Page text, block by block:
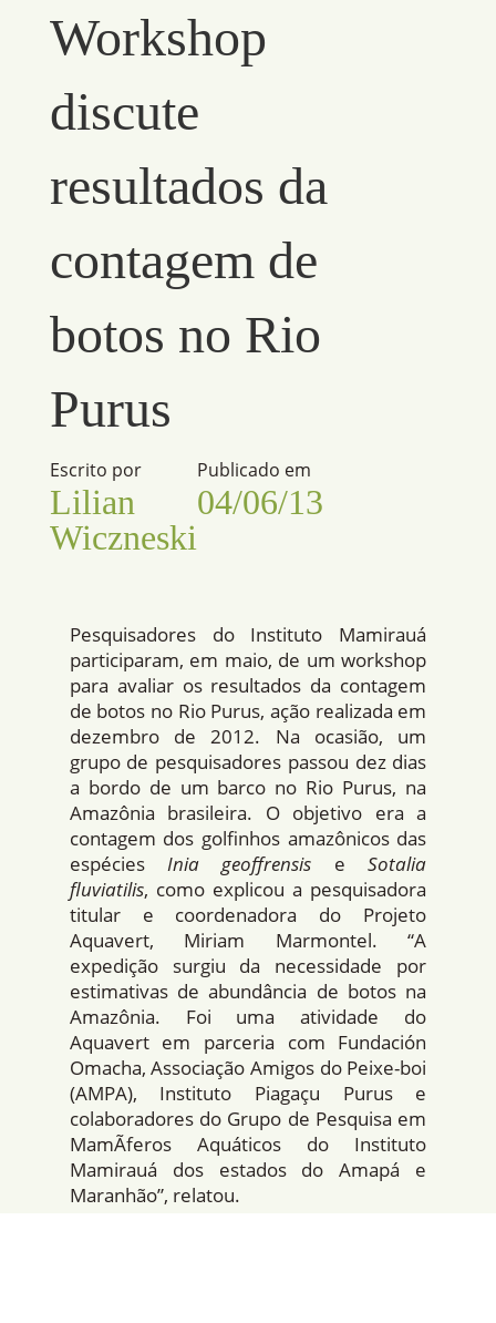
Workshop
discute
resultados da
contagem de
botos no Rio
Purus
Escrito por
Lilian
Wiczneski
Publicado em
04/06/13
Pesquisadores do Instituto Mamirauá
participaram, em maio, de um workshop
para avaliar os resultados da contagem
de botos no Rio Purus, ação realizada em
dezembro de 2012. Na ocasião, um
grupo de pesquisadores passou dez dias
a bordo de um barco no Rio Purus, na
Amazônia brasileira. O objetivo era a
contagem dos golfinhos amazônicos das
espéciesInia geoffrensis eSotalia
fluviatilis, como explicou a pesquisadora
titular e coordenadora do Projeto
Aquavert, Miriam Marmontel. “A
expedição surgiu da necessidade por
estimativas de abundância de botos na
Amazônia. Foi uma atividade do
Aquavert em parceria com Fundación
Omacha, Associação Amigos do Peixe-boi
(AMPA), Instituto Piagaçu Purus e
colaboradores do Grupo de Pesquisa em
MamÃ­feros Aquáticos do Instituto
Mamirauá dos estados do Amapá e
Maranhão”, relatou.